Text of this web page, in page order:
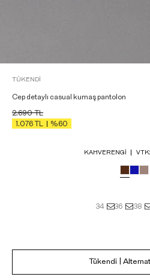
TÜKENDI
Cep detaylı casual kumaş pantolon
2.690TL
1.076
%60
KAHVERENGI
34 36 38
Tükendi |